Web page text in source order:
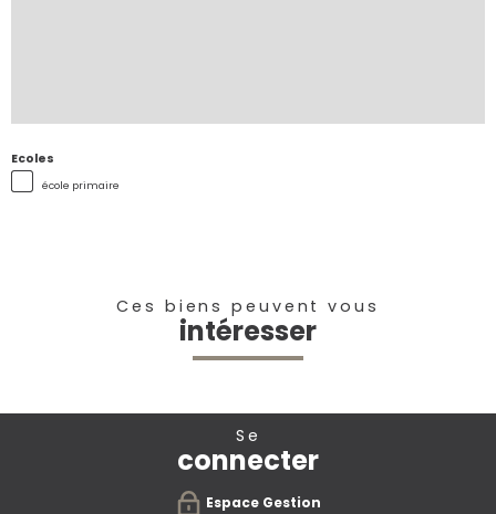
Ecoles
école primaire
Ces biens peuvent vous
intéresser
se
connecter
Espace Gestion